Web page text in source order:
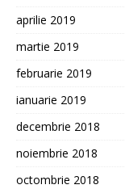
aprilie 2019
martie 2019
februarie 2019
ianuarie 2019
decembrie 2018
noiembrie 2018
octombrie 2018